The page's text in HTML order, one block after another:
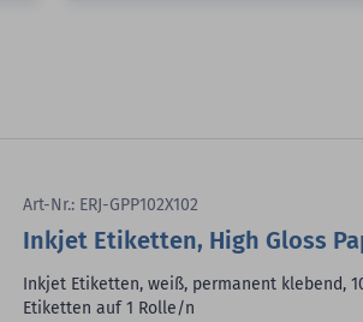
Art-Nr.: ERJ-GPP102X102
Inkjet Etiketten, High Gloss
Inkjet Etiketten, weiß, permanent klebend,
Etiketten auf 1 Rolle/n